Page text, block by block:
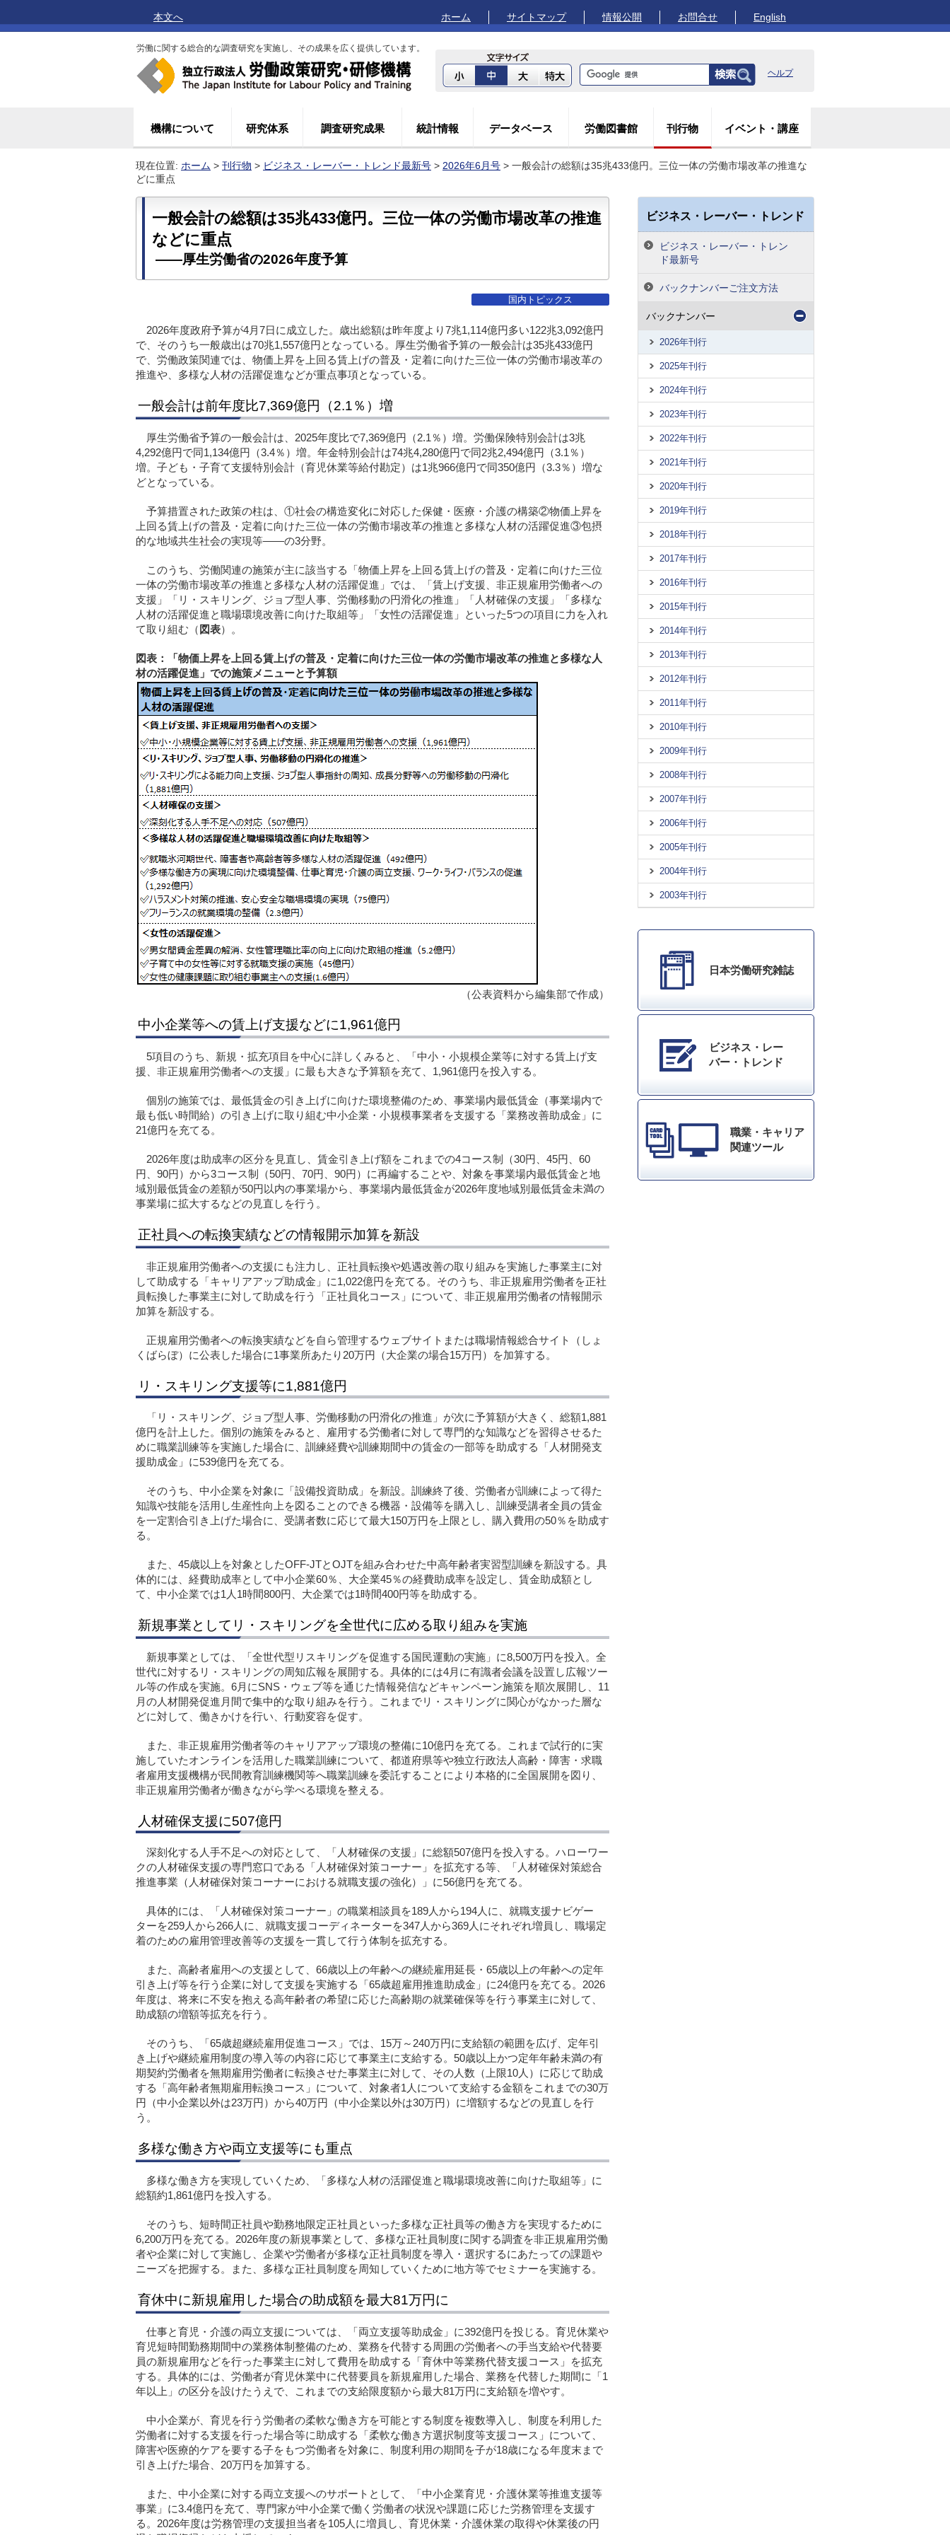
本文へ ホーム サイトマップ 情報公開 お問合せ English
労働に関する総合的な調査研究を実施し、その成果を広く提供しています。
ヘルプ
機構について 研究体系 調査研究成果 統計情報 データベース 労働図書館 刊行物 イベント・講座
現在位置: ホーム > 刊行物 > ビジネス・レーバー・トレンド最新号 > 2026年6月号 > 一般会計の総額は35兆433億円。三位一体の労働市場改革の推進な
どに重点
一般会計の総額は35兆433億円。三位一体の労働市場改革の推進
などに重点
――厚生労働省の2026年度予算
国内トピックス
2026年度政府予算が4月7日に成立した。歳出総額は昨年度より7兆1,114億円多い122兆3,092億円
で、そのうち一般歳出は70兆1,557億円となっている。厚生労働省予算の一般会計は35兆433億円
で、労働政策関連では、物価上昇を上回る賃上げの普及・定着に向けた三位一体の労働市場改革の
推進や、多様な人材の活躍促進などが重点事項となっている。
一般会計は前年度比7,369億円（2.1％）増
厚生労働省予算の一般会計は、2025年度比で7,369億円（2.1％）増。労働保険特別会計は3兆
4,292億円で同1,134億円（3.4％）増。年金特別会計は74兆4,280億円で同2兆2,494億円（3.1％）
増。子ども・子育て支援特別会計（育児休業等給付勘定）は1兆966億円で同350億円（3.3％）増な
どとなっている。
予算措置された政策の柱は、①社会の構造変化に対応した保健・医療・介護の構築②物価上昇を
上回る賃上げの普及・定着に向けた三位一体の労働市場改革の推進と多様な人材の活躍促進③包摂
的な地域共生社会の実現等――の3分野。
このうち、労働関連の施策が主に該当する「物価上昇を上回る賃上げの普及・定着に向けた三位
一体の労働市場改革の推進と多様な人材の活躍促進」では、「賃上げ支援、非正規雇用労働者への
支援」「リ・スキリング、ジョブ型人事、労働移動の円滑化の推進」「人材確保の支援」「多様な
人材の活躍促進と職場環境改善に向けた取組等」「女性の活躍促進」といった5つの項目に力を入れ
て取り組む（ 図表）。
図表：「物価上昇を上回る賃上げの普及・定着に向けた三位一体の労働市場改革の推進と多様な人
材の活躍促進」での施策メニューと予算額
（公表資料から編集部で作成）
中小企業等への賃上げ支援などに1,961億円
5項目のうち、新規・拡充項目を中心に詳しくみると、「中小・小規模企業等に対する賃上げ支
援、非正規雇用労働者への支援」に最も大きな予算額を充て、1,961億円を投入する。
個別の施策では、最低賃金の引き上げに向けた環境整備のため、事業場内最低賃金（事業場内で
最も低い時間給）の引き上げに取り組む中小企業・小規模事業者を支援する「業務改善助成金」に
21億円を充てる。
2026年度は助成率の区分を見直し、賃金引き上げ額をこれまでの4コース制（30円、45円、60
円、90円）から3コース制（50円、70円、90円）に再編することや、対象を事業場内最低賃金と地
域別最低賃金の差額が50円以内の事業場から、事業場内最低賃金が2026年度地域別最低賃金未満の
事業場に拡大するなどの見直しを行う。
正社員への転換実績などの情報開示加算を新設
非正規雇用労働者への支援にも注力し、正社員転換や処遇改善の取り組みを実施した事業主に対
して助成する「キャリアアップ助成金」に1,022億円を充てる。そのうち、非正規雇用労働者を正社
員転換した事業主に対して助成を行う「正社員化コース」について、非正規雇用労働者の情報開示
加算を新設する。
正規雇用労働者への転換実績などを自ら管理するウェブサイトまたは職場情報総合サイト（しょ
くばらぼ）に公表した場合に1事業所あたり20万円（大企業の場合15万円）を加算する。
リ・スキリング支援等に1,881億円
「リ・スキリング、ジョブ型人事、労働移動の円滑化の推進」が次に予算額が大きく、総額1,881
億円を計上した。個別の施策をみると、雇用する労働者に対して専門的な知識などを習得させるた
めに職業訓練等を実施した場合に、訓練経費や訓練期間中の賃金の一部等を助成する「人材開発支
援助成金」に539億円を充てる。
そのうち、中小企業を対象に「設備投資助成」を新設。訓練終了後、労働者が訓練によって得た
知識や技能を活用し生産性向上を図ることのできる機器・設備等を購入し、訓練受講者全員の賃金
を一定割合引き上げた場合に、受講者数に応じて最大150万円を上限とし、購入費用の50％を助成す
る。
また、45歳以上を対象としたOFF-JTとOJTを組み合わせた中高年齢者実習型訓練を新設する。具
体的には、経費助成率として中小企業60％、大企業45％の経費助成率を設定し、賃金助成額とし
て、中小企業では1人1時間800円、大企業では1時間400円等を助成する。
新規事業としてリ・スキリングを全世代に広める取り組みを実施
新規事業としては、「全世代型リスキリングを促進する国民運動の実施」に8,500万円を投入。全
世代に対するリ・スキリングの周知広報を展開する。具体的には4月に有識者会議を設置し広報ツー
ル等の作成を実施。6月にSNS・ウェブ等を通じた情報発信などキャンペーン施策を順次展開し、11
月の人材開発促進月間で集中的な取り組みを行う。これまでリ・スキリングに関心がなかった層な
どに対して、働きかけを行い、行動変容を促す。
また、非正規雇用労働者等のキャリアアップ環境の整備に10億円を充てる。これまで試行的に実
施していたオンラインを活用した職業訓練について、都道府県等や独立行政法人高齢・障害・求職
者雇用支援機構が民間教育訓練機関等へ職業訓練を委託することにより本格的に全国展開を図り、
非正規雇用労働者が働きながら学べる環境を整える。
人材確保支援に507億円
深刻化する人手不足への対応として、「人材確保の支援」に総額507億円を投入する。ハローワー
クの人材確保支援の専門窓口である「人材確保対策コーナー」を拡充する等、「人材確保対策総合
推進事業（人材確保対策コーナーにおける就職支援の強化）」に56億円を充てる。
具体的には、「人材確保対策コーナー」の職業相談員を189人から194人に、就職支援ナビゲー
ターを259人から266人に、就職支援コーディネーターを347人から369人にそれぞれ増員し、職場定
着のための雇用管理改善等の支援を一貫して行う体制を拡充する。
また、高齢者雇用への支援として、66歳以上の年齢への継続雇用延長・65歳以上の年齢への定年
引き上げ等を行う企業に対して支援を実施する「65歳超雇用推進助成金」に24億円を充てる。2026
年度は、将来に不安を抱える高年齢者の希望に応じた高齢期の就業確保等を行う事業主に対して、
助成額の増額等拡充を行う。
そのうち、「65歳超継続雇用促進コース」では、15万～240万円に支給額の範囲を広げ、定年引
き上げや継続雇用制度の導入等の内容に応じて事業主に支給する。50歳以上かつ定年年齢未満の有
期契約労働者を無期雇用労働者に転換させた事業主に対して、その人数（上限10人）に応じて助成
する「高年齢者無期雇用転換コース」について、対象者1人について支給する金額をこれまでの30万
円（中小企業以外は23万円）から40万円（中小企業以外は30万円）に増額するなどの見直しを行
う。
多様な働き方や両立支援等にも重点
多様な働き方を実現していくため、「多様な人材の活躍促進と職場環境改善に向けた取組等」に
総額約1,861億円を投入する。
そのうち、短時間正社員や勤務地限定正社員といった多様な正社員等の働き方を実現するために
6,200万円を充てる。2026年度の新規事業として、多様な正社員制度に関する調査を非正規雇用労働
者や企業に対して実施し、企業や労働者が多様な正社員制度を導入・選択するにあたっての課題や
ニーズを把握する。また、多様な正社員制度を周知していくために地方等でセミナーを実施する。
育休中に新規雇用した場合の助成額を最大81万円に
仕事と育児・介護の両立支援については、「両立支援等助成金」に392億円を投じる。育児休業や
育児短時間勤務期間中の業務体制整備のため、業務を代替する周囲の労働者への手当支給や代替要
員の新規雇用などを行った事業主に対して費用を助成する「育休中等業務代替支援コース」を拡充
する。具体的には、労働者が育児休業中に代替要員を新規雇用した場合、業務を代替した期間に「1
年以上」の区分を設けたうえで、これまでの支給限度額から最大81万円に支給額を増やす。
中小企業が、育児を行う労働者の柔軟な働き方を可能とする制度を複数導入し、制度を利用した
労働者に対する支援を行った場合等に助成する「柔軟な働き方選択制度等支援コース」について、
障害や医療的ケアを要する子をもつ労働者を対象に、制度利用の期間を子が18歳になる年度末まで
引き上げた場合、20万円を加算する。
また、中小企業に対する両立支援へのサポートとして、「中小企業育児・介護休業等推進支援等
事業」に3.4億円を充て、専門家が中小企業で働く労働者の状況や課題に応じた労務管理を支援す
る。2026年度は労務管理の支援担当者を105人に増員し、育児休業・介護休業の取得や休業後の円
ビジネス・レーバー・トレンド
ビジネス・レーバー・トレン
ド最新号
バックナンバーご注文方法
バックナンバー
2026年刊行
2025年刊行
2024年刊行
2023年刊行
2022年刊行
2021年刊行
2020年刊行
2019年刊行
2018年刊行
2017年刊行
2016年刊行
2015年刊行
2014年刊行
2013年刊行
2012年刊行
2011年刊行
2010年刊行
2009年刊行
2008年刊行
2007年刊行
2006年刊行
2005年刊行
2004年刊行
2003年刊行
日本労働研究雑誌
ビジネス・レー
バー・トレンド
職業・キャリア
関連ツール